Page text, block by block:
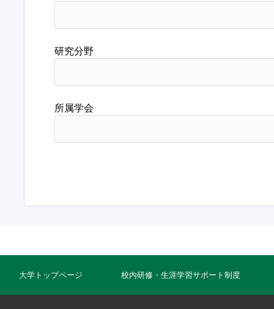
研究分野
所属学会
大学トップページ 校内研修・生涯学習サポート制度